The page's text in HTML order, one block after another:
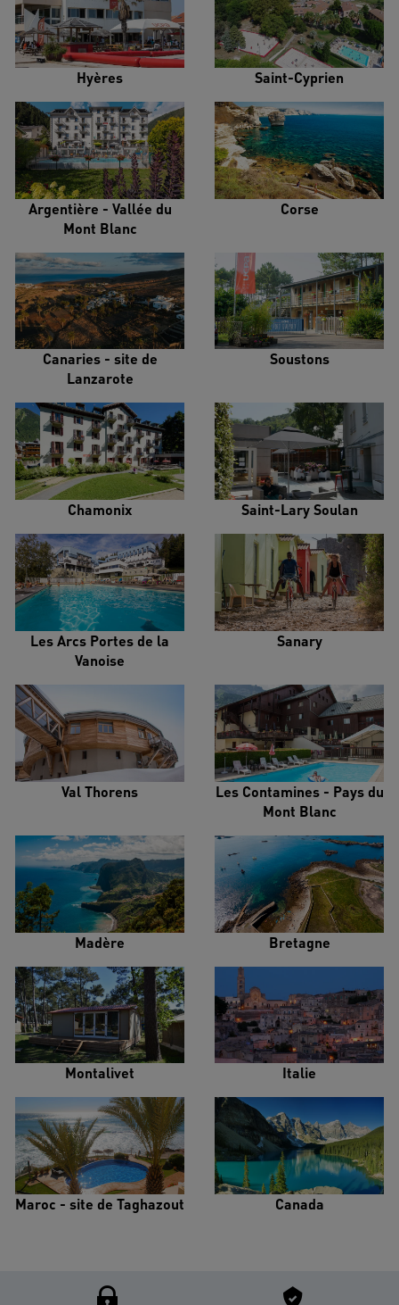
Hyères Saint-Cyprien
Argentière - Vallée du
Mont Blanc
Corse
Canaries - site de
Lanzarote
Soustons
Chamonix Saint-Lary Soulan
Les Arcs Portes de la
Vanoise
Sanary
Val Thorens
Les Contamines - Pays du
Mont Blanc
Madère Bretagne
Montalivet Italie
Maroc - site de Taghazout Canada